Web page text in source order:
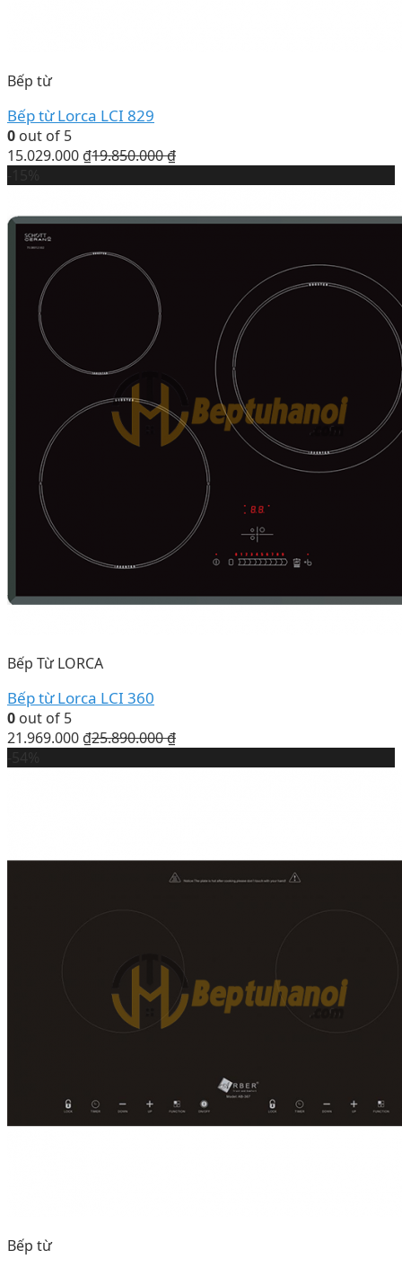
Bếp từ
Bếp từ Lorca LCI 829
0 out of 5
15.029.000 ₫19.850.000₫
Bếp Từ LORCA
Bếp từ Lorca LCI 360
0 out of 5
21.969.000 ₫25.890.000₫
Bếp từ